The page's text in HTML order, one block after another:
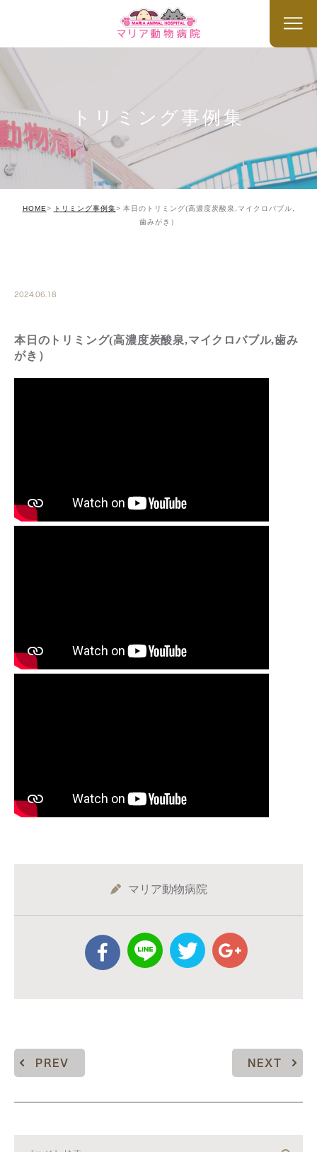
トリミング事例集
HOME トリミング事例集
本日のトリミング(高濃度炭酸泉,マイクロバブル,
歯みがき）
2024.06.18
本日のトリミング(高濃度炭酸泉,マイクロバブル,歯み
がき）
マリア動物病院
PREV NEXT